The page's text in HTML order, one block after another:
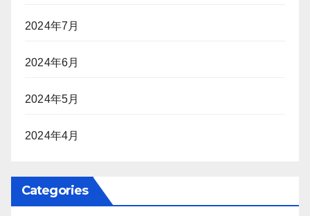
2024年7月
2024年6月
2024年5月
2024年4月
Categories